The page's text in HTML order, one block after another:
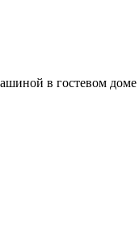
в гостевом доме